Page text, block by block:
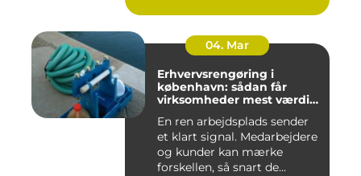
04. Mar
Erhvervsrengøring i
københavn: sådan får
virksomheder mest værdi
En ren arbejdsplads sender
et klart signal. Medarbejdere
og kunder kan mærke
forskellen, så snart de...